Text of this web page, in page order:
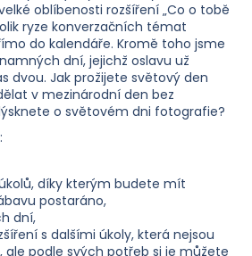
oblíbenosti rozšíření „Co o tobě
ryze konverzačních témat
do kalendáře. Kromě toho jsme
dní, jejichž oslavu už
dvou. Jak prožijete světový den
v mezinárodní den bez
o světovém dni fotografie?
díky kterým budete mít
postaráno,
dní,
s dalšími úkoly, která nejsou
ale podle svých potřeb si je můžete
Hledat